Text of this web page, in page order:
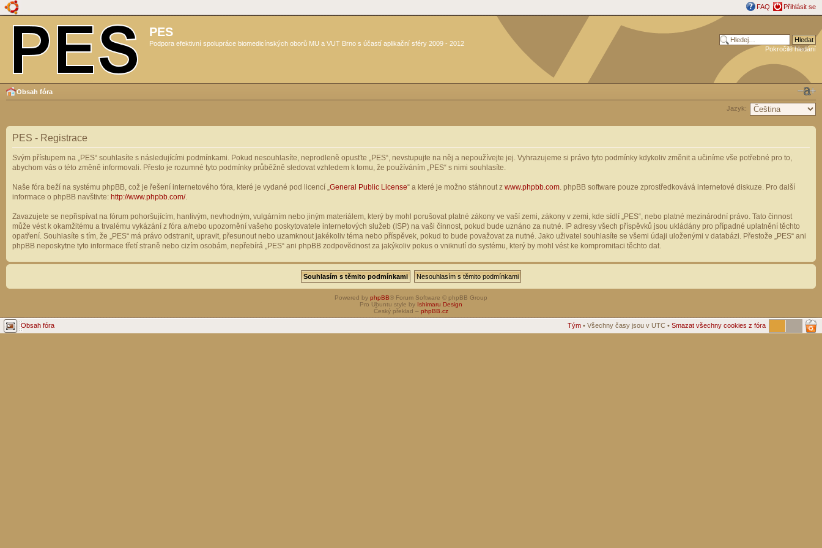
FAQ Přihlásit se
PES
Podpora efektivní spolupráce biomedicínských oborů MU a VUT Brno s účastí aplikační sféry 2009 - 2012
Pokročilé hledání
Obsah fóra
Jazyk:
PES - Registrace
Svým přístupem na „PES“ souhlasíte s následujícími podmínkami. Pokud nesouhlasíte, neprodleně opusťte „PES“, nevstupujte na něj a nepoužívejte jej. Vyhrazujeme si právo tyto podmínky kdykoliv změnit a učiníme vše potřebné pro to,
abychom vás o této změně informovali. Přesto je rozumné tyto podmínky průběžně sledovat vzhledem k tomu, že používáním „PES“ s nimi souhlasíte.
Naše fóra beží na systému phpBB, což je řešení internetového fóra, které je vydané pod licencí „ General Public License“ a které je možno stáhnout z www.phpbb.com . phpBB software pouze zprostředkovává internetové diskuze. Pro další
informace o phpBB navštivte: http://www.phpbb.com/.
Zavazujete se nepřispívat na fórum pohoršujícím, hanlivým, nevhodným, vulgárním nebo jiným materiálem, který by mohl porušovat platné zákony ve vaší zemi, zákony v zemi, kde sídlí „PES“, nebo platné mezinárodní právo. Tato činnost
může vést k okamžitému a trvalému vykázání z fóra a/nebo upozornění vašeho poskytovatele internetových služeb (ISP) na vaši činnost, pokud bude uznáno za nutné. IP adresy všech příspěvků jsou ukládány pro případné uplatnění těchto
opatření. Souhlasíte s tím, že „PES“ má právo odstranit, upravit, přesunout nebo uzamknout jakékoliv téma nebo příspěvek, pokud to bude považovat za nutné. Jako uživatel souhlasíte se všemi údaji uloženými v databázi. Přestože „PES“ ani
phpBB neposkytne tyto informace třetí straně nebo cizím osobám, nepřebírá „PES“ ani phpBB zodpovědnost za jakýkoliv pokus o vniknutí do systému, který by mohl vést ke kompromitaci těchto dat.
Powered by phpBB® Forum Software © phpBB Group
Pro Ubuntu style by Ishimaru Design
Český překlad – phpBB.cz
Obsah fóra Tým • Všechny časy jsou v UTC • Smazat všechny cookies z fóra